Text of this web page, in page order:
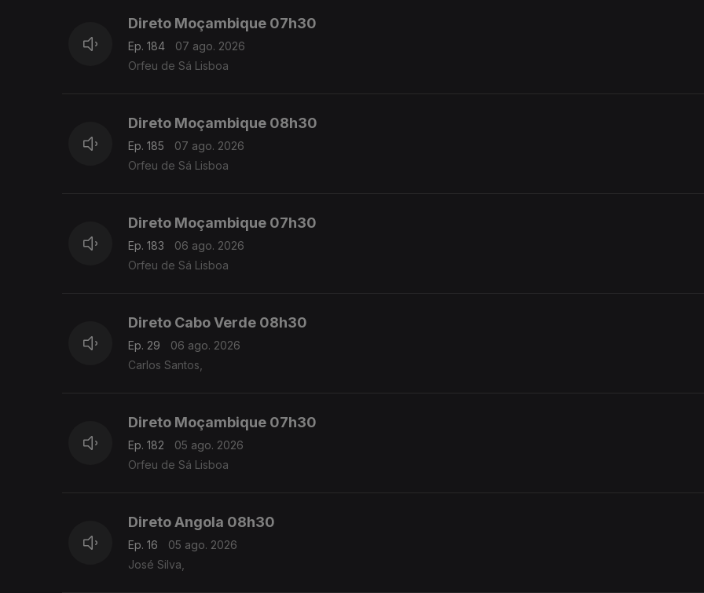
Direto Moçambique 07h30
Ep. 184
07 ago. 2026
Orfeu de Sá Lisboa
Direto Moçambique 08h30
Ep. 185
07 ago. 2026
Orfeu de Sá Lisboa
Direto Moçambique 07h30
Ep. 183
06 ago. 2026
Orfeu de Sá Lisboa
Direto Cabo Verde 08h30
Ep. 29
06 ago. 2026
Carlos Santos,
Direto Moçambique 07h30
Ep. 182
05 ago. 2026
Orfeu de Sá Lisboa
Direto Angola 08h30
Ep. 16
05 ago. 2026
José Silva,